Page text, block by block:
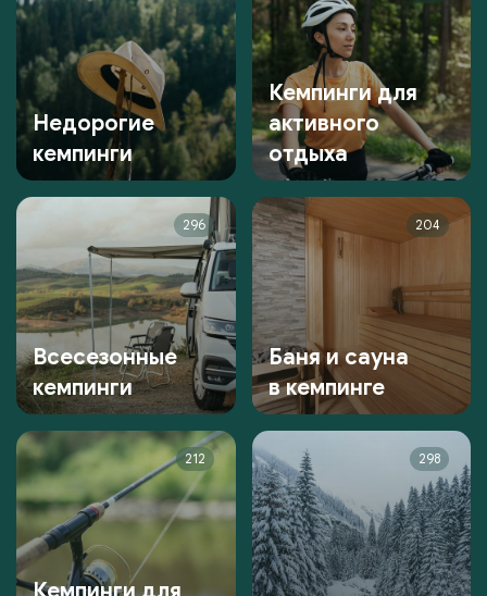
Недорогие
кемпинги
Кемпинги для
активного
отдыха
296
Всесезонные
кемпинги
204
Баня и сауна
в кемпинге
212 298